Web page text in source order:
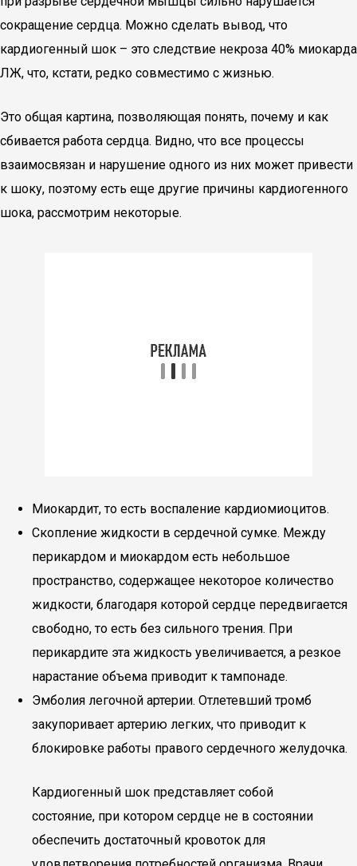
сокращение сердца. Можно сделать вывод, что
кардиогенный шок – это следствие некроза 40% миокарда
ЛЖ, что, кстати, редко совместимо с жизнью.
Это общая картина, позволяющая понять, почему и как
сбивается работа сердца. Видно, что все процессы
взаимосвязан и нарушение одного из них может привести
к шоку, поэтому есть еще другие причины кардиогенного
шока, рассмотрим некоторые.
Миокардит, то есть воспаление кардиомиоцитов.
Скопление жидкости в сердечной сумке. Между
перикардом и миокардом есть небольшое
пространство, содержащее некоторое количество
жидкости, благодаря которой сердце передвигается
свободно, то есть без сильного трения. При
перикардите эта жидкость увеличивается, а резкое
нарастание объема приводит к тампонаде.
Эмболия легочной артерии. Отлетевший тромб
закупоривает артерию легких, что приводит к
блокировке работы правого сердечного желудочка.
Кардиогенный шок представляет собой
состояние, при котором сердце не в состоянии
обеспечить достаточный кровоток для